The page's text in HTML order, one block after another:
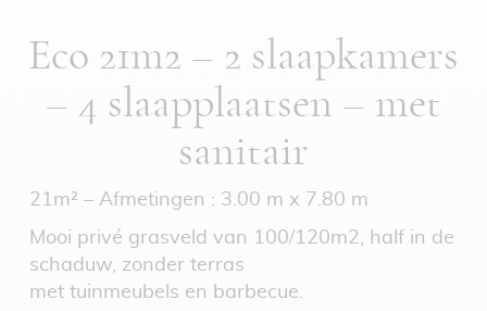
Eco 21m2 – 2 slaapkamers
– 4 slaapplaatsen – met
sanitair
21m² – Afmetingen : 3.00 m x 7.80 m
Mooi privé grasveld van 100/120m2, half in de
schaduw, zonder terras
met tuinmeubels en barbecue.